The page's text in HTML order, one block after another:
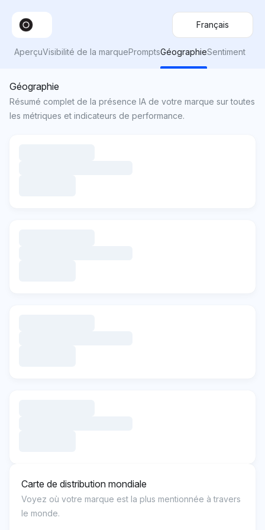
Français
AperçuVisibilité de la marquePromptsGéographieSentiment
Géographie
Résumé complet de la présence IA de votre marque sur toutes
les métriques et indicateurs de performance.
Carte de distribution mondiale
Voyez où votre marque est la plus mentionnée à travers
le monde.